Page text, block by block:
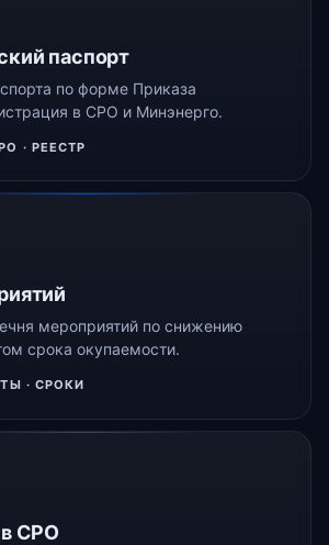
паспорт
по форме Приказа
в СРО и Минэнерго.
· РЕЕСТР
мероприятий по снижению
срока окупаемости.
· СРОКИ
в СРО